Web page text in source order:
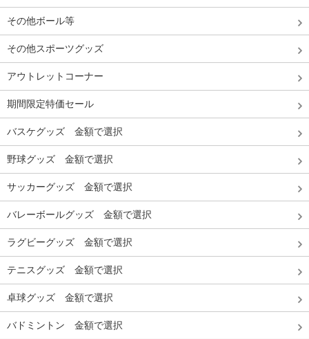
その他ボール等
その他スポーツグッズ
アウトレットコーナー
期間限定特価セール
バスケグッズ 金額で選択
野球グッズ 金額で選択
サッカーグッズ 金額で選択
バレーボールグッズ 金額で選択
ラグビーグッズ 金額で選択
テニスグッズ 金額で選択
卓球グッズ 金額で選択
バドミントン 金額で選択